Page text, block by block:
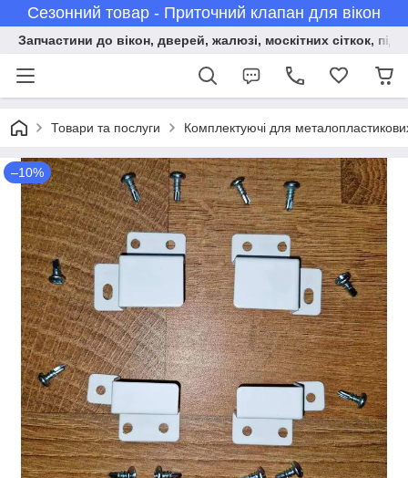
Сезонний товар - Приточний клапан для вікон
Запчастини до вікон, дверей, жалюзі, москітних сіткок,
Товари та послуги Комплектуючі для
–10%